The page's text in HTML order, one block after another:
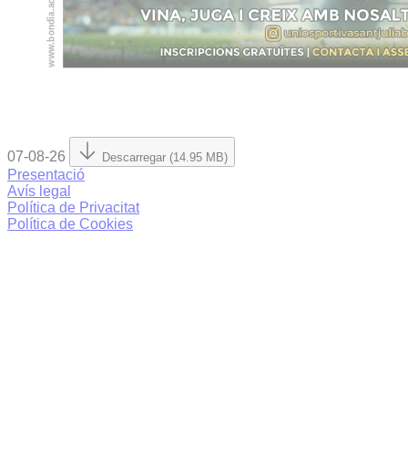
07-08-26 Descarregar (14.95 MB)
Presentació
Avís legal
Política de Privacitat
Política de Cookies